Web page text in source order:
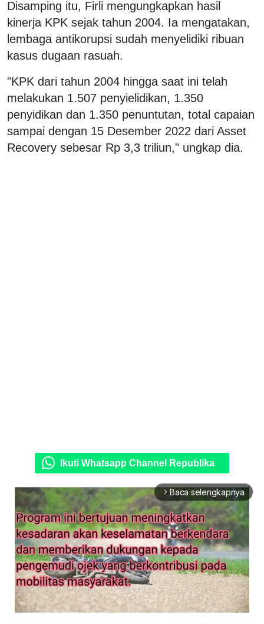
Disamping itu, Firli mengungkapkan hasil
kinerja KPK sejak tahun 2004. Ia mengatakan,
lembaga antikorupsi sudah menyelidiki ribuan
kasus dugaan rasuah.
"KPK dari tahun 2004 hingga saat ini telah
melakukan 1.507 penyielidikan, 1.350
penyidikan dan 1.350 penuntutan, total capaian
sampai dengan 15 Desember 2022 dari Asset
Recovery sebesar Rp 3,3 triliun," ungkap dia.
Ikuti Whatsapp Channel Republika
arrow_forward_ios Baca selengkapnya